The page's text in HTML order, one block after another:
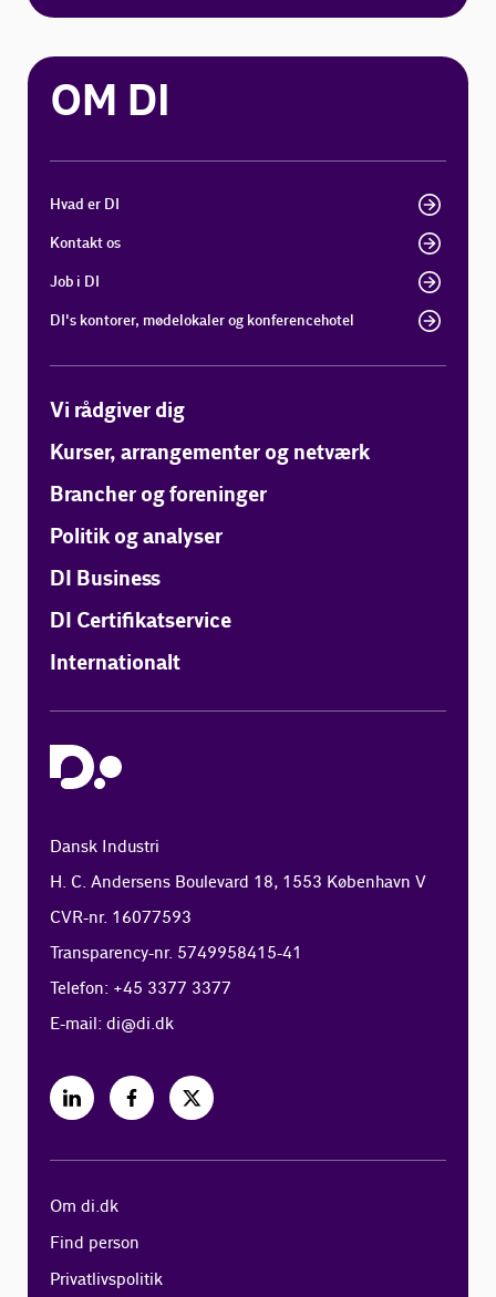
OM DI
Hvad er DI
Kontakt os
Job i DI
DI's kontorer, mødelokaler og konferencehotel
Vi rådgiver dig
Kurser, arrangementer og netværk
Brancher og foreninger
Politik og analyser
DI Business
DI Certifikatservice
Internationalt
Dansk Industri
H. C. Andersens Boulevard 18, 1553 København V
CVR-nr. 16077593
Transparency-nr. 5749958415-41
Telefon: +45 3377 3377
E-mail:di@di.dk
Om di.dk
Find person
Privatlivspolitik